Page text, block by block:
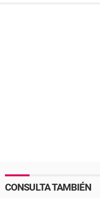
CONSULTA TAMBIÉN